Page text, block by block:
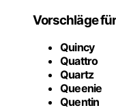
Vorschläge
Quincy
Quattro
Quartz
Queenie
Quentin